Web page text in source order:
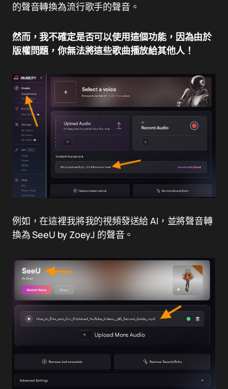
的聲音轉換為流行歌手的聲音。
然而，我不確定是否可以使用這個功能，因為由於
版權問題，你無法將這些歌曲播放給其他人！
例如，在這裡我將我的視頻發送給 AI，並將聲音轉
換為 SeeU by ZoeyJ 的聲音。